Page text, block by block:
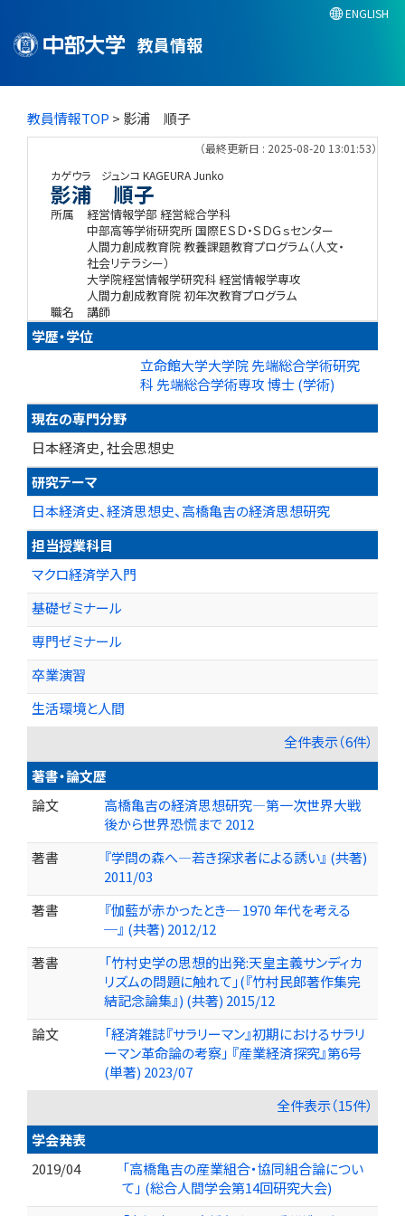
教員情報
ENGLISH
教員情報TOP > 影浦 順子
（最終更新日 : 2025-08-20 13:01:53）
カゲウラ ジュンコ KAGEURA Junko
影浦 順子
所属
経営情報学部 経営総合学科
中部高等学術研究所 国際ＥＳＤ・ＳＤＧｓセンター
人間力創成教育院 教養課題教育プログラム（人文・
社会リテラシー）
大学院経営情報学研究科 経営情報学専攻
人間力創成教育院 初年次教育プログラム
職名
講師
学歴・学位
立命館大学大学院 先端総合学術研究
科 先端総合学術専攻 博士 (学術)
現在の専門分野
日本経済史, 社会思想史
研究テーマ
日本経済史、経済思想史、高橋亀吉の経済思想研究
担当授業科目
マクロ経済学入門
基礎ゼミナール
専門ゼミナール
卒業演習
生活環境と人間
全件表示（6件）
著書・論文歴
論文
高橋亀吉の経済思想研究―第一次世界大戦
後から世界恐慌まで 2012
著書
『学問の森へ―若き探求者による誘い』 (共著)
2011/03
著書
『伽藍が赤かったとき─ 1970 年代を考える
─』 (共著) 2012/12
著書
「竹村史学の思想的出発:天皇主義サンディカ
リズムの問題に触れて」(『竹村民郎著作集完
結記念論集』) (共著) 2015/12
論文
「経済雑誌『サラリーマン』初期におけるサラリ
ーマン革命論の考察」 『産業経済探究』第6号
(単著) 2023/07
全件表示（15件）
学会発表
2019/04
「高橋亀吉の産業組合・協同組合論につい
て」 (総合人間学会第14回研究大会)